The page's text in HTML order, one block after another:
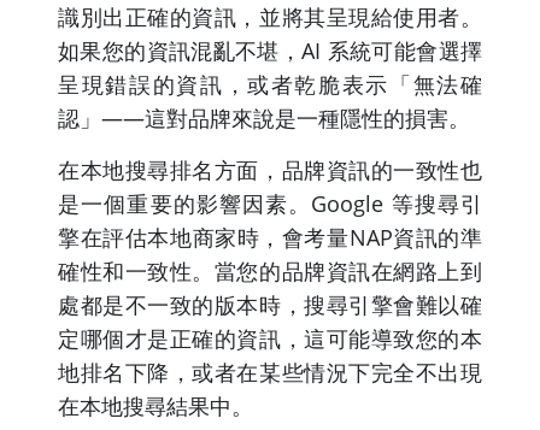
識別出正確的資訊，並將其呈現給使用者。
如果您的資訊混亂不堪，AI 系統可能會選擇
呈現錯誤的資訊，或者乾脆表示「無法確
認」——這對品牌來說是一種隱性的損害。
在本地搜尋排名方面，品牌資訊的一致性也
是一個重要的影響因素。Google 等搜尋引
擎在評估本地商家時，會考量NAP資訊的準
確性和一致性。當您的品牌資訊在網路上到
處都是不一致的版本時，搜尋引擎會難以確
定哪個才是正確的資訊，這可能導致您的本
地排名下降，或者在某些情況下完全不出現
在本地搜尋結果中。